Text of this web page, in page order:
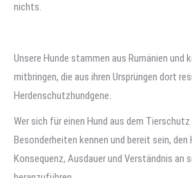
nichts.
Unsere Hunde stammen aus Rumänien und
mitbringen, die aus ihren Ursprüngen dort
Herdenschutzhundgene.
Wer sich für einen Hund aus dem
Besonderheiten kennen und bereit sein, den
Konsequenz, Ausdauer und Verständnis an